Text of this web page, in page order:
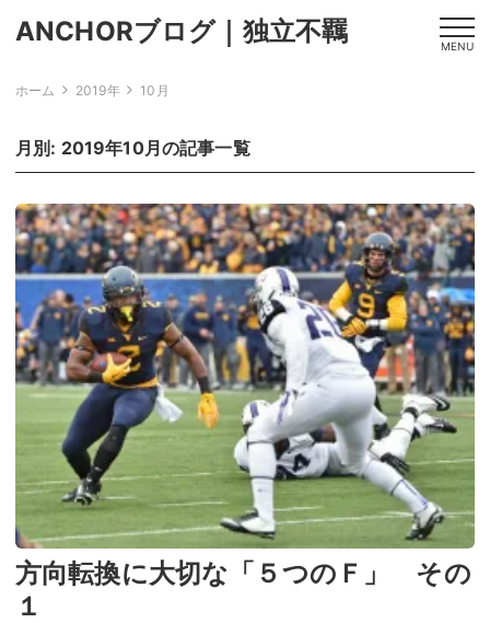
ANCHORブログ｜独立不羈 MENU
ホーム 2019年 10月
月別: 2019年10月の記事一覧
方向転換に大切な「５つのＦ」 その
１